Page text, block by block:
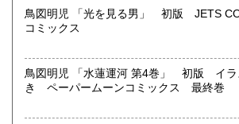
どんなジャンルでも買取することができま
東京近郊出張買取していますのでお気軽に
線)
最寄駅：神保町駅 御茶ノ水駅
営業時間：12:00-20:00
定休日：なし 年末は30日午後5時に閉店
鳥図明児 「光を見る男」 初版 JETS
コミックス
鳥図明児 「水蓮運河 第4巻」 初版 イラ
き ペーパームーンコミックス 最終巻